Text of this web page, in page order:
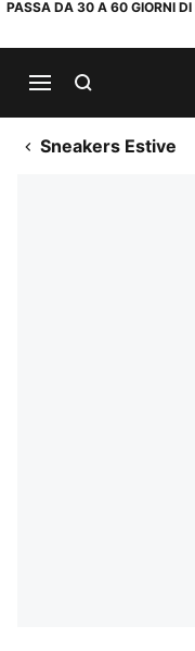
PASSA DA 30 A 60 GIORNI
Sneakers Estive